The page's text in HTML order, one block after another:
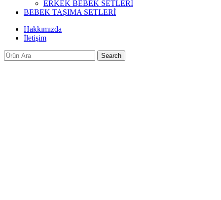
ERKEK BEBEK SETLERİ
BEBEK TAŞIMA SETLERİ
Hakkımızda
İletişim
Search